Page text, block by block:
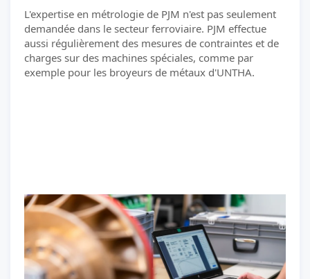
L'expertise en métrologie de PJM n'est pas seulement
demandée dans le secteur ferroviaire. PJM effectue
aussi régulièrement des mesures de contraintes et de
charges sur des machines spéciales, comme par
exemple pour les broyeurs de métaux d'UNTHA.